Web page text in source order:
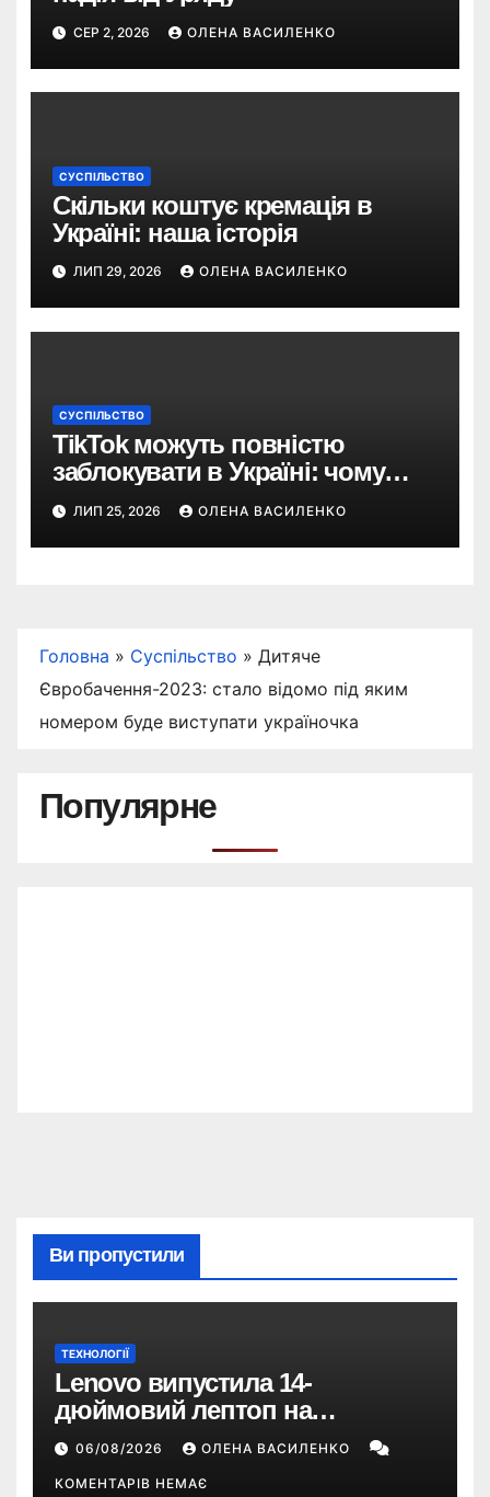
СЕР 2, 2026 ОЛЕНА ВАСИЛЕНКО
СУСПІЛЬСТВО
Скільки коштує кремація в
Україні: наша історія
ЛИП 29, 2026 ОЛЕНА ВАСИЛЕНКО
СУСПІЛЬСТВО
TikTok можуть повністю
заблокувати в Україні: чому
з’явилася така пропозиція
ЛИП 25, 2026 ОЛЕНА ВАСИЛЕНКО
Головна » Суспільство » Дитяче
Євробачення-2023: стало відомо під яким
номером буде виступати україночка
Популярне
Ви пропустили
ТЕХНОЛОГІЇ
Lenovo випустила 14-
дюймовий лептоп на
Snapdragon X2 з автономністю
понад 33 години
06/08/2026 ОЛЕНА ВАСИЛЕНКО
КОМЕНТАРІВ НЕМАЄ